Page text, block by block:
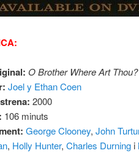
O Brother Where Art Thou?
Joel y Ethan Coen
2000
106 minuts
George Clooney, John
, Holly Hunter, Charles Durningi